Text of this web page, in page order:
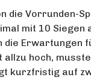
die Vorrunden-
mit 10 Siegen
die Erwartungen
hoch,
kurzfristig auf